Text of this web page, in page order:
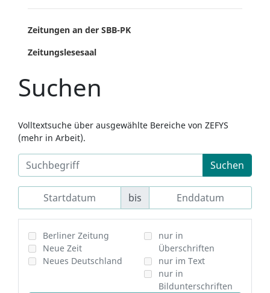
Zeitungen an der SBB-PK
Zeitungslesesaal
Suchen
Volltextsuche über ausgewählte Bereiche von ZEFYS
(mehr in Arbeit).
Suchen
bis
Berliner Zeitung
Neue Zeit
Neues Deutschland
nur in
Überschriften
nur im Text
nur in
Bildunterschriften